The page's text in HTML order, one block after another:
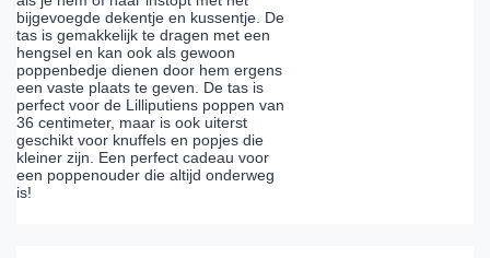
bijgevoegde dekentje en kussentje. De
tas is gemakkelijk te dragen met een
hengsel en kan ook als gewoon
poppenbedje dienen door hem ergens
een vaste plaats te geven. De tas is
perfect voor de Lilliputiens poppen van
36 centimeter, maar is ook uiterst
geschikt voor knuffels en popjes die
kleiner zijn. Een perfect cadeau voor
een poppenouder die altijd onderweg
is!